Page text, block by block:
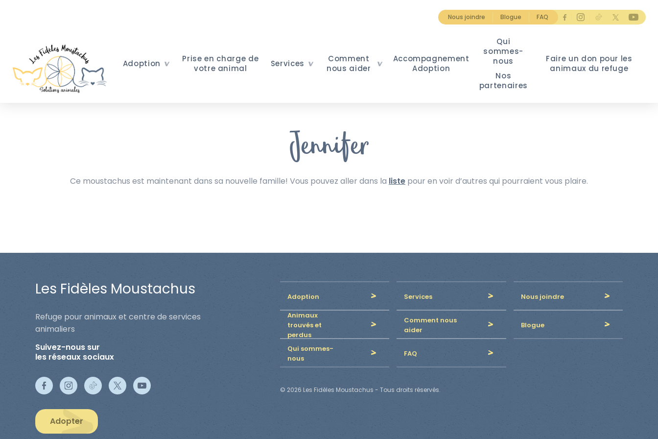
Nous joindre Blogue FAQ
Adoption
Prise en charge de
votre animal
Services
Comment
nous aider
Accompagnement
Adoption
Qui
sommes-
nous
Nos
partenaires
Faire un don pour les
animaux du refuge
Jennifer
Ce moustachus est maintenant dans sa nouvelle famille! Vous pouvez aller dans la liste pour en voir d’autres qui pourraient vous plaire.
Les Fidèles Moustachus
Refuge pour animaux et centre de services
animaliers
Suivez-nous sur
les réseaux sociaux
Adopter
Adoption Services
Nous joindre
Animaux
trouvés et
perdus
Comment nous
aider
Blogue
Qui sommes-
nous
FAQ
© 2026 Les Fidèles Moustachus - Tous droits réservés.